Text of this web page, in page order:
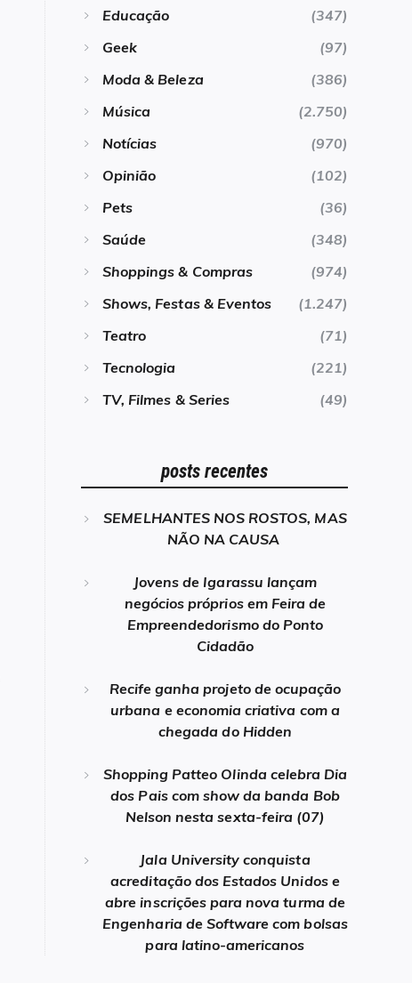
Educação
(347)
Geek
(97)
Moda & Beleza
(386)
Música
(2.750)
Notícias
(970)
Opinião
(102)
Pets
(36)
Saúde
(348)
Shoppings & Compras
(974)
Shows, Festas & Eventos
(1.247)
Teatro
(71)
Tecnologia
(221)
TV, Filmes & Series
(49)
posts recentes
SEMELHANTES NOS ROSTOS, MAS
NÃO NA CAUSA
Jovens de Igarassu lançam
negócios próprios em Feira de
Empreendedorismo do Ponto
Cidadão
Recife ganha projeto de ocupação
urbana e economia criativa com a
chegada do Hidden
Shopping Patteo Olinda celebra Dia
dos Pais com show da banda Bob
Nelson nesta sexta-feira (07)
Jala University conquista
acreditação dos Estados Unidos e
abre inscrições para nova turma de
Engenharia de Software com bolsas
para latino-americanos